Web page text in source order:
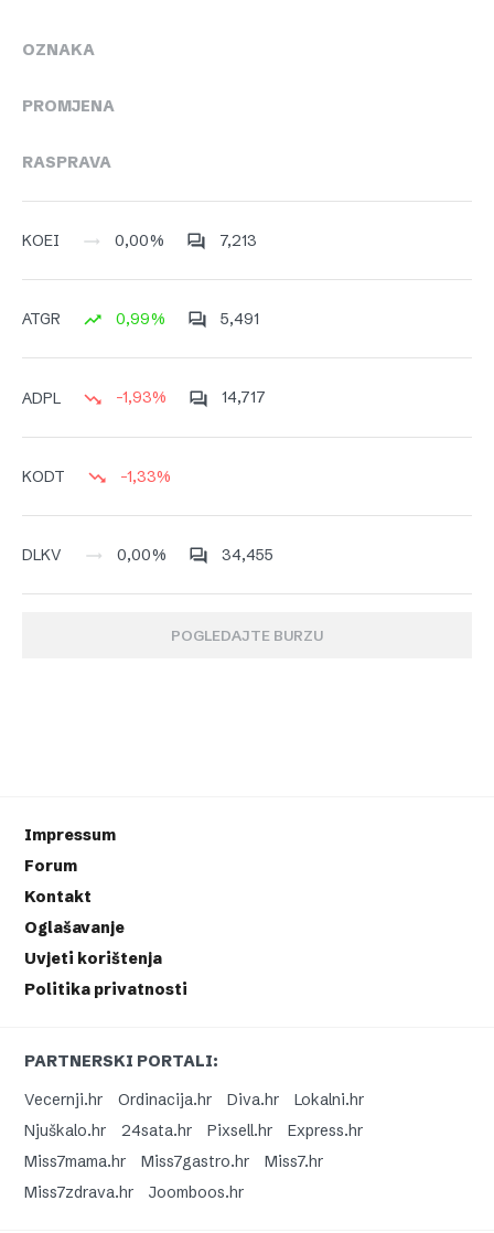
OZNAKA
PROMJENA
RASPRAVA
KOEI 0,00% 7,213
ATGR 0,99% 5,491
ADPL -1,93% 14,717
KODT -1,33%
DLKV 0,00% 34,455
POGLEDAJTE BURZU
Impressum
Forum
Kontakt
Oglašavanje
Uvjeti korištenja
Politika privatnosti
PARTNERSKI PORTALI:
Vecernji.hr
Ordinacija.hr Diva.hr
Lokalni.hr
Njuškalo.hr
24sata.hr Pixsell.hr
Express.hr
Miss7mama.hr
Miss7gastro.hr
Miss7.hr
Miss7zdrava.hr
Joomboos.hr